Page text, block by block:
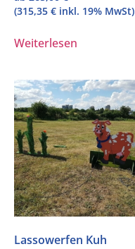
(315,35 € inkl. 19% MwSt)
Weiterlesen
Lassowerfen Kuh